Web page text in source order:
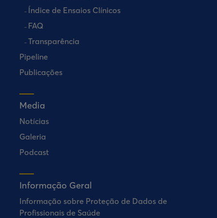
Índice de Ensaios Clínicos
FAQ
Transparência
Pipeline
Publicações
Media
Notícias
Galeria
Podcast
Informação Geral
Informação sobre Proteção de Dados de
Profissionais de Saúde